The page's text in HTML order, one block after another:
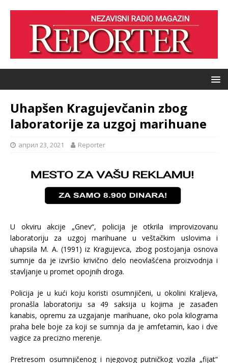
Uhapšen Kragujevčanin zbog
laboratorije za uzgoj marihuane
април 23, 2021 Reporter
U okviru akcije „Gnev“, policija je otkrila improvizovanu
laboratoriju za uzgoj marihuane u veštačkim uslovima i
uhapsila M. A. (1991) iz Kragujevca, zbog postojanja osnova
sumnje da je izvršio krivično delo neovlašćena proizvodnja i
stavljanje u promet opojnih droga.
Policija je u kući koju koristi osumnjičeni, u okolini Kraljeva,
pronašla laboratoriju sa 49 saksija u kojima je zasađen
kanabis, opremu za uzgajanje marihuane, oko pola kilograma
praha bele boje za koji se sumnja da je amfetamin, kao i dve
vagice za precizno merenje.
Pretresom osumnjičenog i njegovog putničkog vozila „fijat“